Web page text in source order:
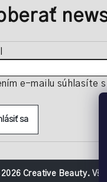
e-mailu súhlasíte s
sa
Creative Beauty.